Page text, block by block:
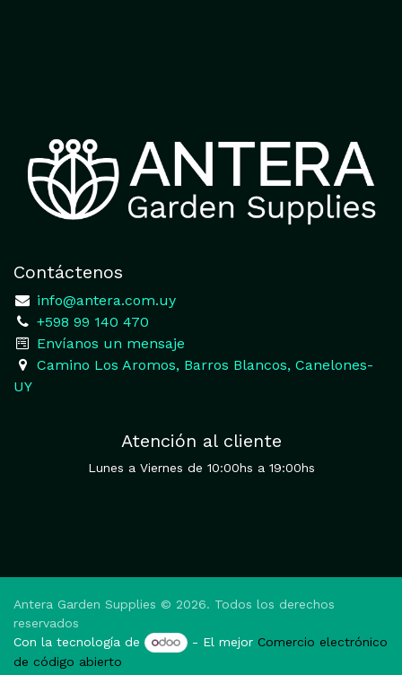
Contáctenos
info@antera.com.uy
+598 99 140 470
​Envíanos un mensaje
​Camino Los Aromos, Barros Blancos, Canelones-
UY
Atención al cliente
Lunes a Viernes de 10:00hs a 19:00hs
Antera Garden Supplies © 2026. Todos los derechos
reservados
Con la tecnología de
- El mejor Comercio electrónico
de código abierto